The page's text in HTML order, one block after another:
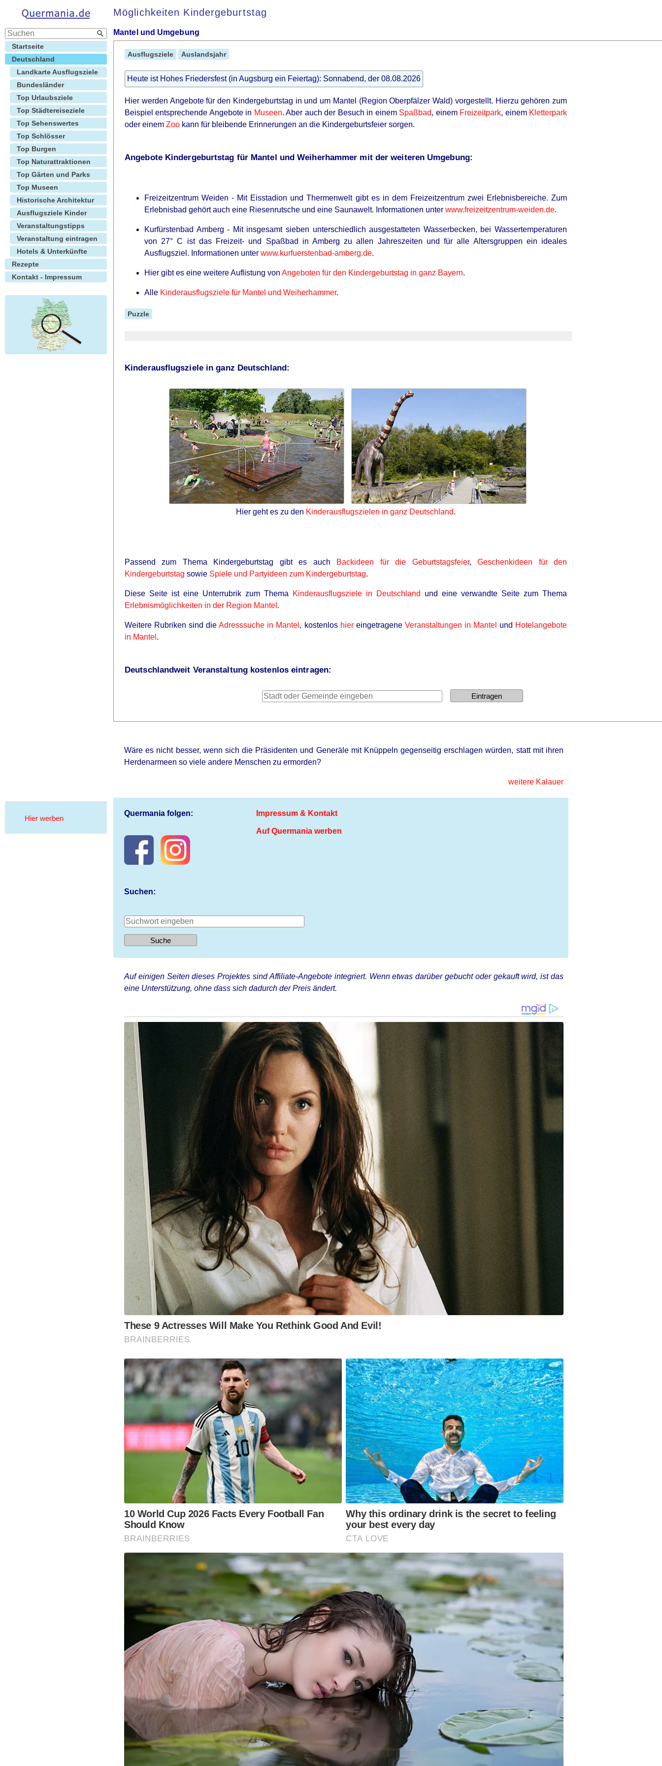
Möglichkeiten Kindergeburtstag
Mantel und Umgebung
Ausflugsziele Auslandsjahr
Heute ist Hohes Friedersfest (in Augsburg ein Feiertag): Sonnabend, der 08.08.2026
Hier werden Angebote für den Kindergeburtstag in und um Mantel (Region Oberpfälzer Wald) vorgestellt. Hierzu gehören zum
Beispiel entsprechende Angebote in Museen. Aber auch der Besuch in einem Spaßbad, einem Freizeitpark, einem Kletterpark
oder einem Zoo kann für bleibende Erinnerungen an die Kindergeburtsfeier sorgen.
Angebote Kindergeburtstag für Mantel und Weiherhammer mit der weiteren Umgebung:
Freizeitzentrum Weiden - Mit Eisstadion und Thermenwelt gibt es in dem Freizeitzentrum zwei Erlebnisbereiche. Zum
Erlebnisbad gehört auch eine Riesenrutsche und eine Saunawelt. Informationen unter www.freizeitzentrum-weiden.de.
Kurfürstenbad Amberg - Mit insgesamt sieben unterschiedlich ausgestatteten Wasserbecken, bei Wassertemperaturen
von 27° C ist das Freizeit- und Spaßbad in Amberg zu allen Jahreszeiten und für alle Altersgruppen ein ideales
Ausflugsziel. Informationen unter www.kurfuerstenbad-amberg.de.
Hier gibt es eine weitere Auflistung von Angeboten für den Kindergeburtstag in ganz Bayern.
Alle Kinderausflugsziele für Mantel und Weiherhammer.
Puzzle
Kinderausflugsziele in ganz Deutschland:
Hier geht es zu den Kinderausflugszielen in ganz Deutschland.
Passend zum Thema Kindergeburtstag gibt es auch Backideen für die Geburtstagsfeier,Geschenkideen für den
Kindergeburtstag sowie Spiele und Partyideen zum Kindergeburtstag.
Diese Seite ist eine Unterrubrik zum Thema Kinderausflugsziele in Deutschland
und eine verwandte Seite zum Thema
Erlebnismöglichkeiten in der Region Mantel .
Weitere Rubriken sind dieAdresssuche in Mantel , kostenlos hiereingetragene Veranstaltungen in Mantel und Hotelangebote
in Mantel .
Deutschlandweit Veranstaltung kostenlos eintragen:
Wäre es nicht besser, wenn sich die Präsidenten und Generäle mit Knüppeln gegenseitig erschlagen würden, statt mit ihren
Herdenarmeen so viele andere Menschen zu ermorden?
weitere Kalauer
Quermania folgen: Impressum & Kontakt
Auf Quermania werben
Suchen:
Auf einigen Seiten dieses Projektes sind Affiliate-Angebote integriert. Wenn etwas darüber gebucht oder gekauft wird, ist das
eine Unterstützung, ohne dass sich dadurch der Preis ändert.
Hier werben
Startseite
Deutschland
Landkarte Ausflugsziele
Bundesländer
Top Urlaubsziele
Top Städtereiseziele
Top Sehenswertes
Top Schlösser
Top Burgen
Top Naturattraktionen
Top Gärten und Parks
Top Museen
Historische Architektur
Ausflugsziele Kinder
Veranstaltungstipps
Veranstaltung eintragen
Hotels & Unterkünfte
Rezepte
Kontakt - Impressum